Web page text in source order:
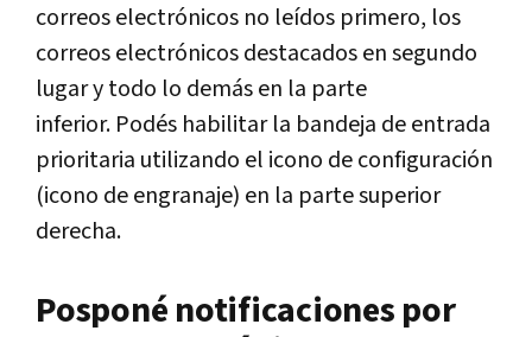
correos electrónicos no leídos primero, los
correos electrónicos destacados en segundo
lugar y todo lo demás en la parte
inferior. Podés habilitar la bandeja de entrada
prioritaria utilizando el icono de configuración
(icono de engranaje) en la parte superior
derecha.
Posponé notificaciones por